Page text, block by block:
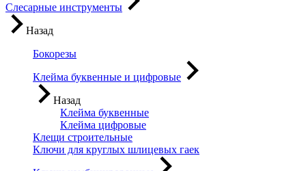
Слесарные инструменты
Назад
Бокорезы
Клейма буквенные и цифровые
Назад
Клейма буквенные
Клейма цифровые
Клещи строительные
Ключи для круглых шлицевых гаек